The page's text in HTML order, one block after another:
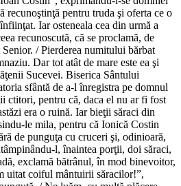
recunoştinţă pentru truda şi oferta ce o
Iar osteneala cea din urmă a
recunoscută, că se proclamă, de
/ Pierderea numitului bărbat
Dar tot atât de mare este ea şi
Sucevei. Biserica Sântului
sfântă de a-l înregistra pe domnul
ctitori, pentru că, daca el nu ar fi fost
era o ruină. Iar bieţii săraci din
le mila, pentru că Ionică Costin
de punguţa cu cruceri şi, odinioară,
l, înaintea porţii, doi săraci,
exclamă bătrânul, în mod binevoitor,
uitat coiful mântuirii săracilor!”,